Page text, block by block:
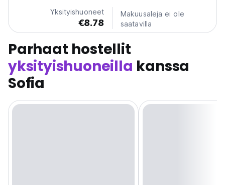
the hotel is easily accessible for airplane...
Yksityishuoneet
€8.78
Makuusaleja ei ole
saatavilla
Parhaat hostellit
yksityishuoneilla kanssa
Sofia